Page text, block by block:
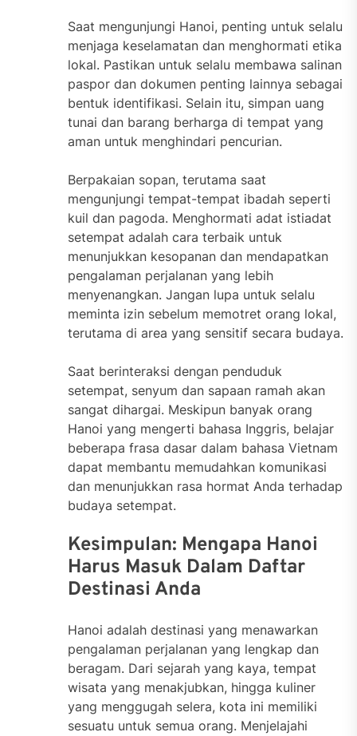
Saat mengunjungi Hanoi, penting untuk selalu
menjaga keselamatan dan menghormati etika
lokal. Pastikan untuk selalu membawa salinan
paspor dan dokumen penting lainnya sebagai
bentuk identifikasi. Selain itu, simpan uang
tunai dan barang berharga di tempat yang
aman untuk menghindari pencurian.
Berpakaian sopan, terutama saat
mengunjungi tempat-tempat ibadah seperti
kuil dan pagoda. Menghormati adat istiadat
setempat adalah cara terbaik untuk
menunjukkan kesopanan dan mendapatkan
pengalaman perjalanan yang lebih
menyenangkan. Jangan lupa untuk selalu
meminta izin sebelum memotret orang lokal,
terutama di area yang sensitif secara budaya.
Saat berinteraksi dengan penduduk
setempat, senyum dan sapaan ramah akan
sangat dihargai. Meskipun banyak orang
Hanoi yang mengerti bahasa Inggris, belajar
beberapa frasa dasar dalam bahasa Vietnam
dapat membantu memudahkan komunikasi
dan menunjukkan rasa hormat Anda terhadap
budaya setempat.
Kesimpulan: Mengapa Hanoi
Harus Masuk Dalam Daftar
Destinasi Anda
Hanoi adalah destinasi yang menawarkan
pengalaman perjalanan yang lengkap dan
beragam. Dari sejarah yang kaya, tempat
wisata yang menakjubkan, hingga kuliner
yang menggugah selera, kota ini memiliki
sesuatu untuk semua orang. Menjelajahi